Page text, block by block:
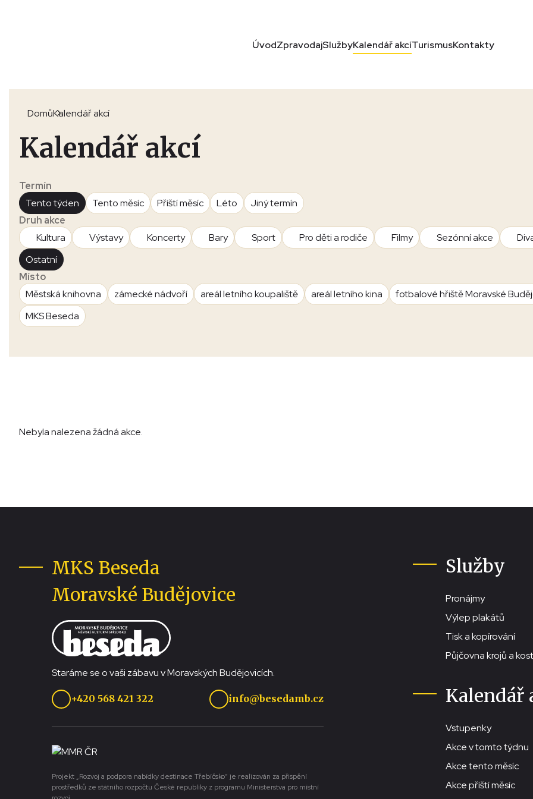
ÚvodZpravodajSlužbyKalendář akcíTurismusKontakty
DomůKalendář akcí
Kalendář akcí
Termín
Tento týden
Tento měsíc Příští měsíc Léto
Jiný termín
Druh akce
Kultura
Výstavy Koncerty Bary Sport Pro děti a rodiče Filmy Sezónní akce
Ostatní
Místo
Městská knihovna
zámecké nádvoří areál letního koupaliště areál letního kina
fotbalové hřiště Moravské
MKS Beseda
Nebyla nalezena žádná akce.
MKS Beseda
Moravské Budějovice
Staráme se o vaši zábavu v Moravských Budějovicích.
+420 568 421 322 info@besedamb.cz
Projekt „Rozvoj a podpora nabídky destinace Třebíčsko“ je realizován za přispění
prostředků ze státního rozpočtu České republiky z programu Ministerstva pro místní
Služby
Pronájmy
Výlep plakátů
Tisk a kopírování
Půjčovna krojů a
Kalendář
Vstupenky
Akce v tomto týdnu
Akce tento měsíc
Akce příští měsíc